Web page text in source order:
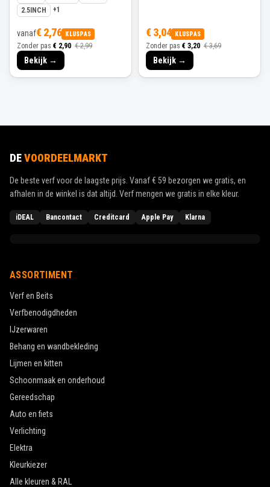
2.5INCH
+1
vanaf€ 2,76 KLUSPAS
Zonder pas € 2,90 € 2,99
Bekijk →
€ 3,04 KLUSPAS
Zonder pas € 3,20 € 3,69
Bekijk →
DEVOORDEELMARKT
De beste verf voor de laagste prijs. Vanaf€ 59 bezorgen we gratis, en
afhalen in de winkel is dat altijd. Verf mengen we gratis in elke kleur.
iDEAL Bancontact Creditcard Apple Pay Klarna
ASSORTIMENT
Verf en Beits
Verfbenodigdheden
IJzerwaren
Behang en wandbekleding
Lijmen en kitten
Schoonmaak en onderhoud
Gereedschap
Auto en fiets
Verlichting
Elektra
Kleurkiezer
Alle kleuren & RAL